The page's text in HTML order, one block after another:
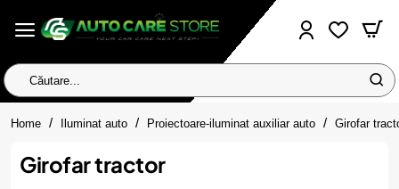
Căutare...
Home homeIluminat auto Proiectoare-iluminat auxiliar auto Girofar
Girofar tractor